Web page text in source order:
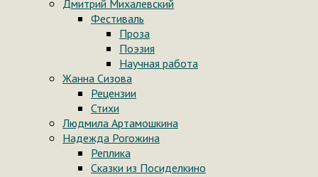
Дмитрий Михалевский
Фестиваль
Проза
Поэзия
Научная работа
Жанна Сизова
Рецензии
Стихи
Людмила Артамошкина
Надежда Рогожина
Реплика
Сказки из Посиделкино